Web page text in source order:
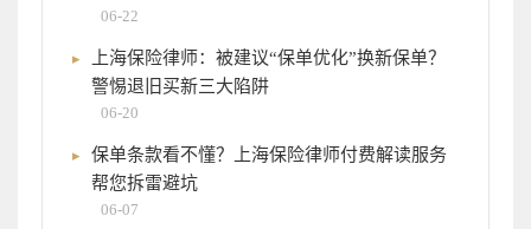
06-22
上海保险律师：被建议“保单优化”换新保单？
警惕退旧买新三大陷阱
06-20
保单条款看不懂？上海保险律师付费解读服务
帮您拆雷避坑
06-07